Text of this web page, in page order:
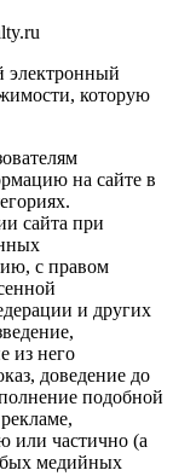
электронный
которую
на сайте в
сайта при
с правом
и других
из него
доведение до
подобной
или частично (а
медийных